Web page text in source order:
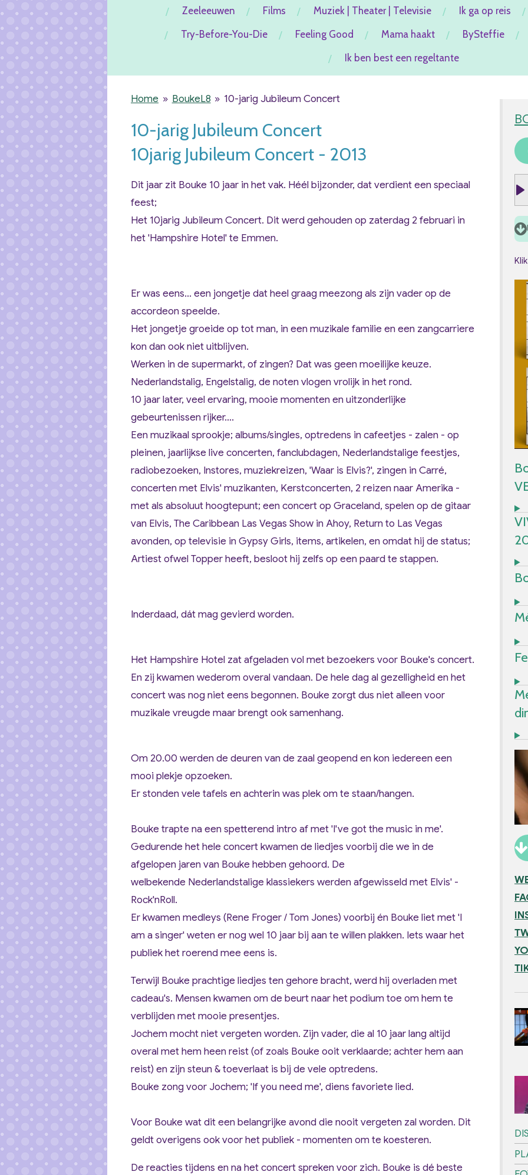
Zeeleeuwen
Films Muziek | Theater | Televisie Ik ga op reis
Try-Before-You-Die
Feeling Good Mama haakt BySteffie
Ik ben best een regeltante
Home » BoukeL8 » 10-jarig Jubileum Concert
10-jarig Jubileum Concert
10jarig Jubileum Concert - 2013
Dit jaar zit Bouke 10 jaar in het vak. Héél bijzonder, dat verdient een speciaal
feest;
Het 10jarig Jubileum Concert. Dit werd gehouden op zaterdag 2 februari in
het 'Hampshire Hotel' te Emmen.
Er was eens... een jongetje dat heel graag meezong als zijn vader op de
accordeon speelde.
Het jongetje groeide op tot man, in een muzikale familie en een zangcarriere
kon dan ook niet uitblijven.
Werken in de supermarkt, of zingen? Dat was geen moeilijke keuze.
Nederlandstalig, Engelstalig, de noten vlogen vrolijk in het rond.
10 jaar later, veel ervaring, mooie momenten en uitzonderlijke
gebeurtenissen rijker....
Een muzikaal sprookje; albums/singles, optredens in cafeetjes - zalen - op
pleinen, jaarlijkse live concerten, fanclubdagen, Nederlandstalige feestjes,
radiobezoeken, Instores, muziekreizen, 'Waar is Elvis?', zingen in Carré,
concerten met Elvis' muzikanten, Kerstconcerten, 2 reizen naar Amerika -
met als absoluut hoogtepunt; een concert op Graceland, spelen op de gitaar
van Elvis, The Caribbean Las Vegas Show in Ahoy, Return to Las Vegas
avonden, op televisie in Gypsy Girls, items, artikelen, en omdat hij de status;
Artiest ofwel Topper heeft, besloot hij zelfs op een paard te stappen.
Inderdaad, dát mag gevierd worden.
Het Hampshire Hotel zat afgeladen vol met bezoekers voor Bouke's concert.
En zij kwamen wederom overal vandaan. De hele dag al gezelligheid en het
concert was nog niet eens begonnen. Bouke zorgt dus niet alleen voor
muzikale vreugde maar brengt ook samenhang.
Om 20.00 werden de deuren van de zaal geopend en kon iedereen een
mooi plekje opzoeken.
Er stonden vele tafels en achterin was plek om te staan/hangen.
Bouke trapte na een spetterend intro af met 'I've got the music in me'.
Gedurende het hele concert kwamen de liedjes voorbij die we in de
afgelopen jaren van Bouke hebben gehoord. De
welbekende Nederlandstalige klassiekers werden afgewisseld met Elvis' -
Rock'nRoll.
Er kwamenmedleys (Rene Froger / Tom Jones) voorbij én Bouke liet met'I
am a singer'weten er nog wel 10 jaar bij aan te willen plakken. Iets waar het
publiek het roerend mee eens is.
Terwijl Bouke prachtige liedjes ten gehore bracht, werd hij overladen met
cadeau's. Mensen kwamen om de beurt naar het podium toe om hem te
verblijden met mooie presentjes.
Jochem mocht niet vergeten worden. Zijn vader, die al 10 jaar lang altijd
overal met hem heen reist (of zoals Bouke ooit verklaarde; achter hem aan
reist) en zijn steun & toeverlaat is bij de vele optredens.
Bouke zong voor Jochem; 'If you need me', diens favoriete lied.
Voor Bouke wat dit een belangrijke avond die nooit vergeten zal worden. Dit
geldt overigens ook voor het publiek - momenten om te koesteren.
De reacties tijdens en na het concert spreken voor zich. Bouke is dé beste
P
l
a
Klik